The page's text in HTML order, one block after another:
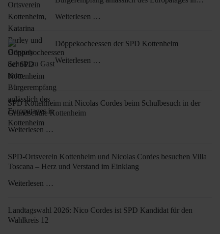
Weiterlesen …
Döppekocheessen der SPD Kottenheim
Weiterlesen …
SPD Kottenheim mit Nicolas Cordes beim Schulbesuch in der
Grundschule Kottenheim
Weiterlesen …
SPD-Ortsverein Kottenheim und Nicolas Cordes besuchen Villa
Toscana – Herz und Verstand im Einklang
Weiterlesen …
Landtagswahl 2026: Nico Cordes ist SPD Kandidat für den
Wahlkreis 12